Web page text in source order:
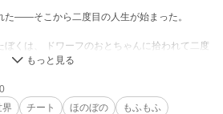
た——そこから二度目の人生が始まった。
くは、 ドワーフのおとちゃんに拾われて二度
の流れを読み、 魔法の仕組みを理解し、 鍛冶場
【魔力解析】 を開花させる。 これは、ドワーフ
、 魔力工学と合理主…
界 チート ほのぼの もふもふ